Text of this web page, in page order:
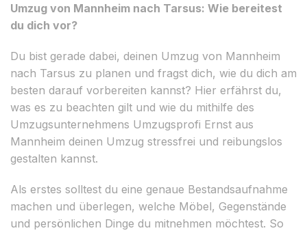
Umzug von Mannheim nach Tarsus: Wie bereitest
du dich vor?
Du bist gerade dabei, deinen Umzug von Mannheim
nach Tarsus zu planen und fragst dich, wie du dich am
besten darauf vorbereiten kannst? Hier erfährst du,
was es zu beachten gilt und wie du mithilfe des
Umzugsunternehmens Umzugsprofi Ernst aus
Mannheim deinen Umzug stressfrei und reibungslos
gestalten kannst.
Als erstes solltest du eine genaue Bestandsaufnahme
machen und überlegen, welche Möbel, Gegenstände
und persönlichen Dinge du mitnehmen möchtest. So